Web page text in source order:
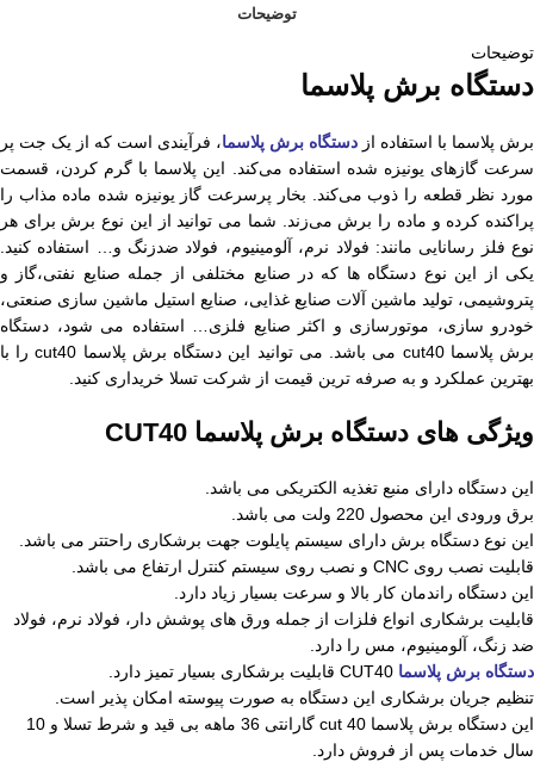
توضیحات
توضیحات
دستگاه برش پلاسما
برش پلاسما با استفاده از دستگاه برش پلاسما، فرآیندی است که از یک جت پر
سرعت گازهای یونیزه شده استفاده می‌کند. این پلاسما با گرم کردن، قسمت
مورد نظر قطعه را ذوب می‌کند. بخار پر­سرعت گاز یونیزه شده ماده مذاب را
پراکنده کرده و ماده را برش می‌زند. شما می توانید از این نوع برش برای هر
نوع فلز رسانایی مانند: فولاد نرم، آلومینیوم، فولاد ضدزنگ و… استفاده کنید.
یکی از این نوع دستگاه ها که در صنایع مختلفی از جمله صنایع نفتی،گاز و
پتروشیمی، تولید ماشین آلات صنایع غذایی، صنایع استیل ماشین سازی صنعتی،
خودرو سازی، موتورسازی و اکثر صنایع فلزی… استفاده می شود، دستگاه
برش پلاسما cut40 می باشد. می توانید این دستگاه برش پلاسما cut40 را با
بهترین عملکرد و به صرفه ترین قیمت از شرکت تسلا خریداری کنید.
ویژگی های دستگاه برش پلاسما CUT40
این دستگاه دارای منبع تغذیه الکتریکی می باشد.
برق ورودی این محصول 220 ولت می باشد.
این نوع دستگاه برش دارای سیستم پایلوت جهت برشکاری راحتتر می باشد.
قابلیت نصب روی CNC و نصب روی سیستم کنترل ارتفاع می باشد.
این دستگاه راندمان کار بالا و سرعت بسیار زیاد دارد.
قابلیت برشکاری انواع فلزات از جمله ورق های پوشش دار، فولاد نرم، فولاد
ضد زنگ، آلومینیوم، مس را دارد.
دستگاه برش پلاسما
تنظیم جریان برشکاری این دستگاه به صورت پیوسته امکان پذیر است.
این دستگاه برش پلاسما cut 40 گارانتی 36 ماهه بی قید و شرط تسلا و 10
سال خدمات پس از فروش دارد.